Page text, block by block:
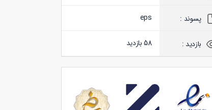
پسوند : eps
بازدید : 58 بازدید